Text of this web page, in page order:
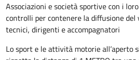
Associazioni e società sportive con i
controlli per contenere la diffusione
tecnici, dirigenti e accompagnatori
Lo sport e le attività motorie all’aperto